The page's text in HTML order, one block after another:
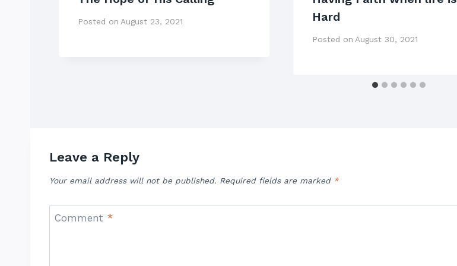
Posted on August 23, 2021
Hard
Posted on August 30, 2021
Leave a Reply
Your email address will not be published. Required fields are marked *
Comment *